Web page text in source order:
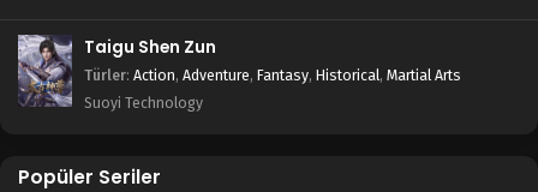
Taigu Shen Zun
Türler: Action, Adventure, Fantasy, Historical, Martial Arts
Suoyi Technology
Popüler Seriler